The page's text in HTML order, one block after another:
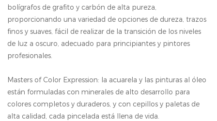
bolígrafos de grafito y carbón de alta pureza,
proporcionando una variedad de opciones de dureza, trazos
finos y suaves, fácil de realizar de la transición de los niveles
de luz a oscuro, adecuado para principiantes y pintores
profesionales.
Masters of Color Expression: la acuarela y las pinturas al óleo
están formuladas con minerales de alto desarrollo para
colores completos y duraderos, y con cepillos y paletas de
alta calidad, cada pincelada está llena de vida.